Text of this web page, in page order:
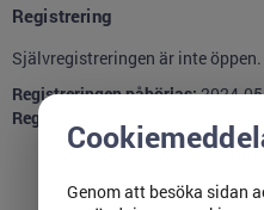
Registrering
Självregistreringen är inte öppen.
Registreringen påbörjas:2024-
Registreringen avslutas:
Genom att besöka sidan